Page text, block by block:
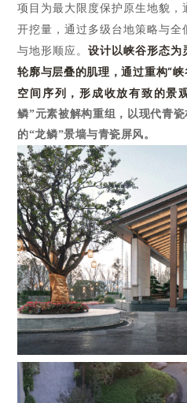
项目为最大限度保护原生地貌，
开挖量，通过多级台地策略与全
与地形顺应。设计以峡谷形态为
轮廓与层叠的肌理，通过重构“
空间序列，形成收放有致的景
鳞”元素被解构重组，以现代青
的“龙鳞”景墙与青瓷屏风。